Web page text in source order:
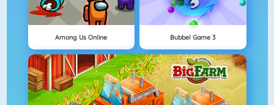
Among Us Online Bubbel Game 3